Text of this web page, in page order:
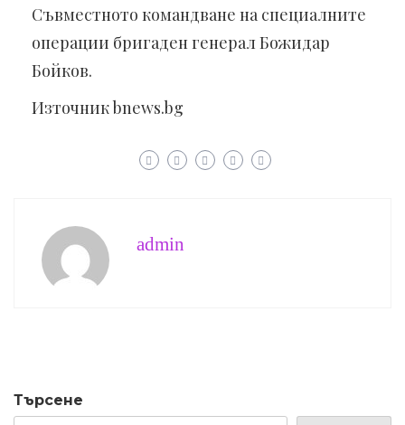
Съвместното командване на специалните
операции бригаден генерал Божидар
Бойков.
Източник bnews.bg
admin
Търсене